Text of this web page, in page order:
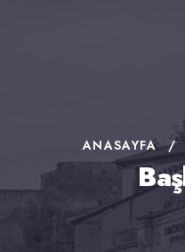
ANASAYFA /